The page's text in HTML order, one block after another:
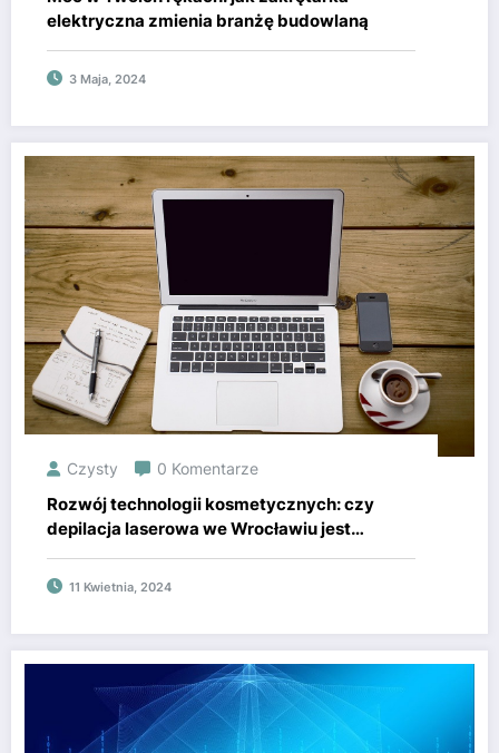
elektryczna zmienia branżę budowlaną
3 Maja, 2024
Czysty 0 Komentarze
Rozwój technologii kosmetycznych: czy
depilacja laserowa we Wrocławiu jest
11 Kwietnia, 2024